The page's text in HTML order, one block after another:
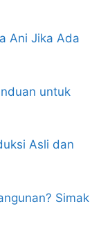
Ani Jika Ada
untuk
Asli dan
Simak